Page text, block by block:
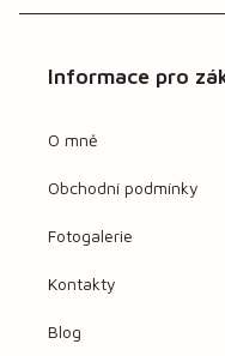
Informace pro
O mně
Obchodní podmínky
Fotogalerie
Kontakty
Blog